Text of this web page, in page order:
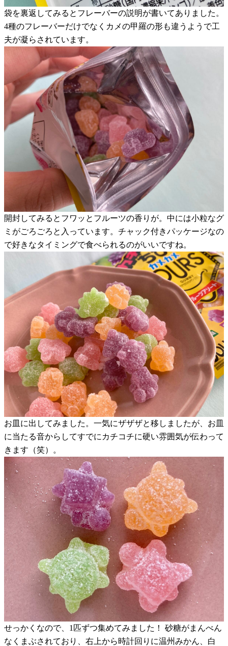
袋を裏返してみるとフレーバーの説明が書いてありました。
4種のフレーバーだけでなくカメの甲羅の形も違うようで工
夫が凝らされています。
開封してみるとフワッとフルーツの香りが。中には小粒なグ
ミがごろごろと入っています。チャック付きパッケージなの
で好きなタイミングで食べられるのがいいですね。
お皿に出してみました。一気にザザザと移しましたが、お皿
に当たる音からしてすでにカチコチに硬い雰囲気が伝わって
きます（笑）。
せっかくなので、1匹ずつ集めてみました！ 砂糖がまんべん
なくまぶされており、右上から時計回りに温州みかん、白